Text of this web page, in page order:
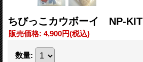
ちびっこカウボーイ NP-KIT
販売価格: 4,900円(税込)
数量: